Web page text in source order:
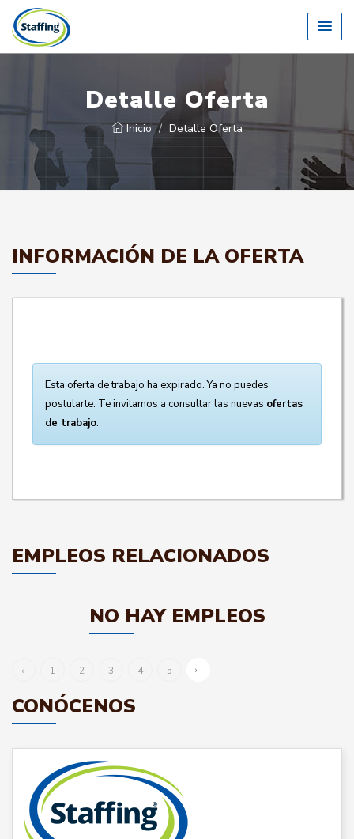
Detalle Oferta
Inicio Detalle Oferta
INFORMACIÓN DE LA OFERTA
Esta oferta de trabajo ha expirado. Ya no puedes
postularte. Te invitamos a consultar las nuevas ofertas
de trabajo.
EMPLEOS RELACIONADOS
NO HAY EMPLEOS
‹ 1 2 3 4 5 ›
CONÓCENOS